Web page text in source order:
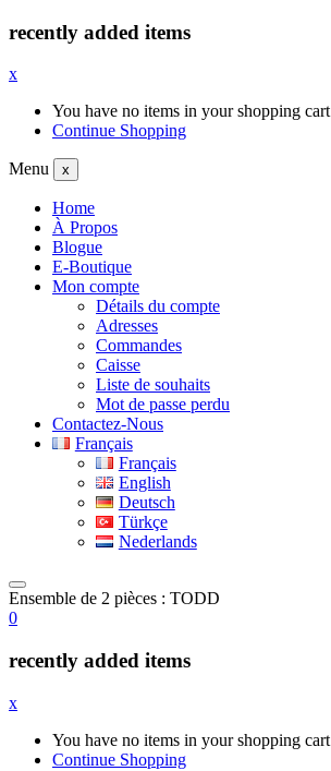
recently added items
x
You have no items in your shopping cart
Continue Shopping
Menu x
Home
À Propos
Blogue
E-Boutique
Mon compte
Détails du compte
Adresses
Commandes
Caisse
Liste de souhaits
Mot de passe perdu
Contactez-Nous
Français
Français
English
Deutsch
Türkçe
Nederlands
Ensemble de 2 pièces : TODD
0
recently added items
x
You have no items in your shopping cart
Continue Shopping